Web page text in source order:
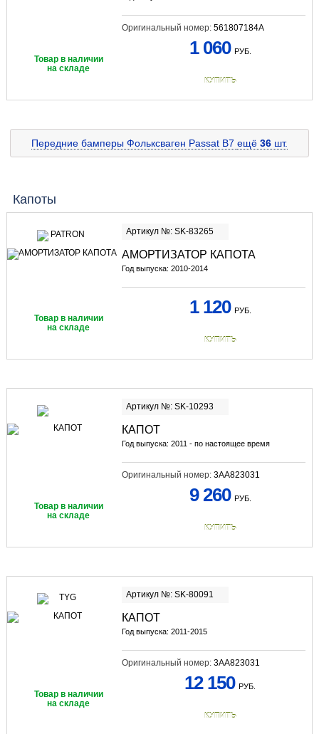
Оригинальный номер: 561807184A
Товар в наличии
на складе
1 060 РУБ.
КУПИТЬ
Передние бамперы Фольксваген Passat B7 ещё 36 шт.
Капоты
Артикул №: SK-83265
АМОРТИЗАТОР КАПОТА
Год выпуска: 2010-2014
Товар в наличии
на складе
1 120 РУБ.
КУПИТЬ
Артикул №: SK-10293
КАПОТ
Год выпуска: 2011 - по настоящее время
Оригинальный номер: 3AA823031
Товар в наличии
на складе
9 260 РУБ.
КУПИТЬ
Артикул №: SK-80091
КАПОТ
Год выпуска: 2011-2015
Оригинальный номер: 3AA823031
Товар в наличии
на складе
12 150 РУБ.
КУПИТЬ